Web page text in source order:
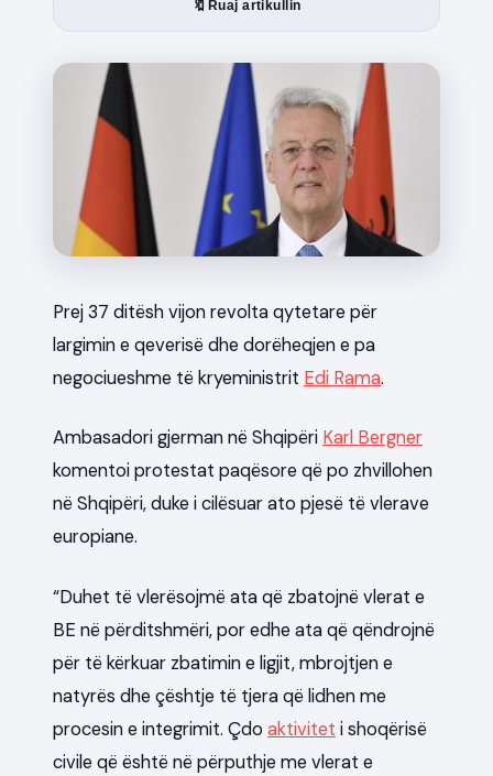
🔖 Ruaj artikullin
Prej 37 ditësh vijon revolta qytetare për
largimin e qeverisë dhe dorëheqjen e pa
negociueshme të kryeministrit Edi Rama.
Ambasadori gjerman në Shqipëri Karl Bergner
komentoi protestat paqësore që po zhvillohen
në Shqipëri, duke i cilësuar ato pjesë të vlerave
europiane.
“Duhet të vlerësojmë ata që zbatojnë vlerat e
BE në përditshmëri, por edhe ata që qëndrojnë
për të kërkuar zbatimin e ligjit, mbrojtjen e
natyrës dhe çështje të tjera që lidhen me
procesin e integrimit. Çdo aktivitet i shoqërisë
civile që është në përputhje me vlerat e